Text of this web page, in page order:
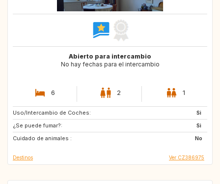
Abierto para intercambio
No hay fechas para el intercambio
6 2 1
Uso/Intercambio de Coches:
Si
¿Se puede fumar?:
Si
Cuidado de animales :
No
ES
GR
AT
Destinos Ver CZ386975